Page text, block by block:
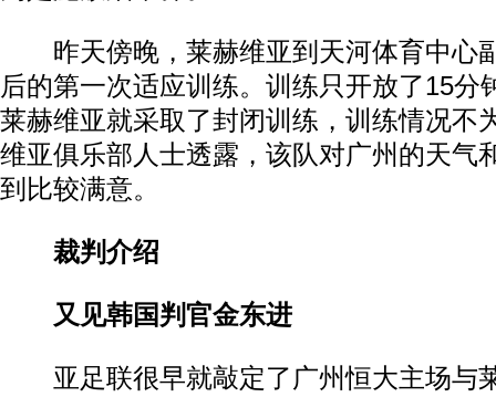
昨天傍晚，莱赫维亚到天河体育中心
后的第一次适应训练。训练只开放了15分
莱赫维亚就采取了封闭训练，训练情况不
维亚俱乐部人士透露，该队对广州的天气
到比较满意。
裁判介绍
又见韩国判官金东进
亚足联很早就敲定了广州恒大主场与